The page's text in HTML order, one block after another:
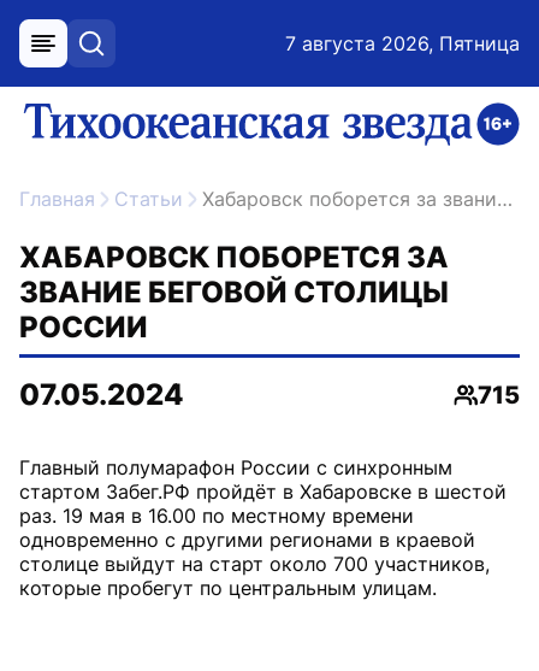
меню поиск 7 августа 2026, Пятница
ссылка на главную
Главная Статьи Хабаровск поборется за звание беговой столицы России
ХАБАРОВСК ПОБОРЕТСЯ ЗА
ЗВАНИЕ БЕГОВОЙ СТОЛИЦЫ
РОССИИ
07.05.2024
715
Главный полумарафон России с синхронным
стартом Забег.РФ пройдёт в Хабаровске в шестой
раз. 19 мая в 16.00 по местному времени
одновременно с другими регионами в краевой
столице выйдут на старт около 700 участников,
которые пробегут по центральным улицам.